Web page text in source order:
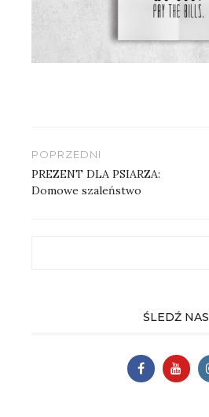
Nawigacja
wpisu
POPRZEDNI
PREZENT DLA PSIARZA:
Domowe szaleństwo
ŚLEDŹ NAS